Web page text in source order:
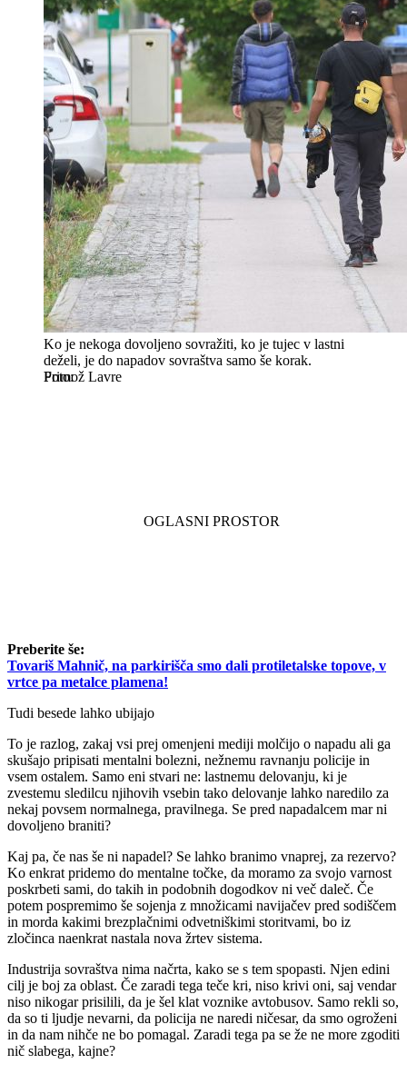
Ko je nekoga dovoljeno sovražiti, ko je tujec v lastni
deželi, je do napadov sovraštva samo še korak.
Primož Lavre
Preberite še:
Tovariš Mahnič, na parkirišča smo dali protiletalske topove, v
vrtce pa metalce plamena!
Tudi besede lahko ubijajo
To je razlog, zakaj vsi prej omenjeni mediji molčijo o napadu ali ga
skušajo pripisati mentalni bolezni, nežnemu ravnanju policije in
vsem ostalem. Samo eni stvari ne: lastnemu delovanju, ki je
zvestemu sledilcu njihovih vsebin tako delovanje lahko naredilo za
nekaj povsem normalnega, pravilnega. Se pred napadalcem mar ni
dovoljeno braniti?
Kaj pa, če nas še ni napadel? Se lahko branimo vnaprej, za rezervo?
Ko enkrat pridemo do mentalne točke, da moramo za svojo varnost
poskrbeti sami, do takih in podobnih dogodkov ni več daleč. Če
potem pospremimo še sojenja z množicami navijačev pred sodiščem
in morda kakimi brezplačnimi odvetniškimi storitvami, bo iz
zločinca naenkrat nastala nova žrtev sistema.
Industrija sovraštva nima načrta, kako se s tem spopasti. Njen edini
cilj je boj za oblast. Če zaradi tega teče kri, niso krivi oni, saj vendar
niso nikogar prisilili, da je šel klat voznike avtobusov. Samo rekli so,
da so ti ljudje nevarni, da policija ne naredi ničesar, da smo ogroženi
in da nam nihče ne bo pomagal. Zaradi tega pa se že ne more zgoditi
nič slabega, kajne?